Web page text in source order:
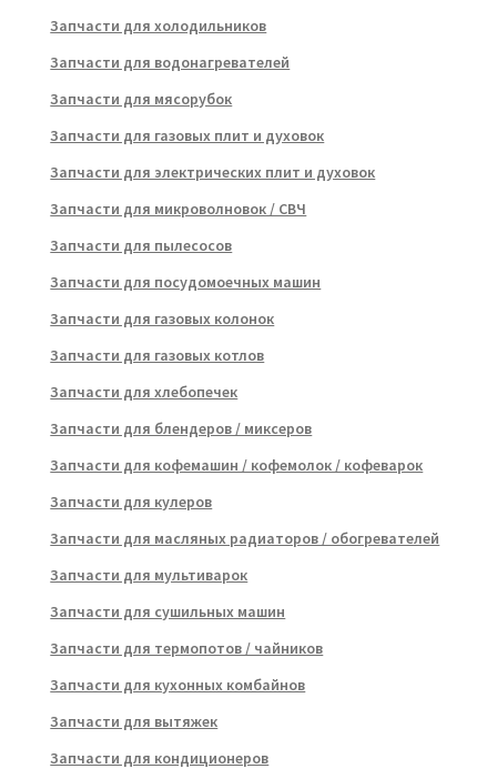
Запчасти для холодильников
Запчасти для водонагревателей
Запчасти для мясорубок
Запчасти для газовых плит и духовок
Запчасти для электрических плит и духовок
Запчасти для микроволновок / СВЧ
Запчасти для пылесосов
Запчасти для посудомоечных машин
Запчасти для газовых колонок
Запчасти для газовых котлов
Запчасти для хлебопечек
Запчасти для блендеров / миксеров
Запчасти для кофемашин / кофемолок / кофеварок
Запчасти для кулеров
Запчасти для масляных радиаторов / обогревателей
Запчасти для мультиварок
Запчасти для сушильных машин
Запчасти для термопотов / чайников
Запчасти для кухонных комбайнов
Запчасти для вытяжек
Запчасти для кондиционеров